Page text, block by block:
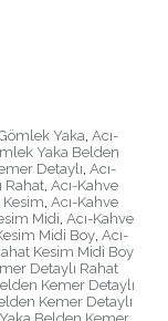
Yaka Acı-
Yaka Belden
Detaylı Acı-
Rahat Acı-Kahve
Acı-Kahve
Midi Acı-Kahve
Midi Boy, Acı-
Kesim Midi Boy
Detaylı Rahat
Kemer Detaylı
Kemer Detaylı